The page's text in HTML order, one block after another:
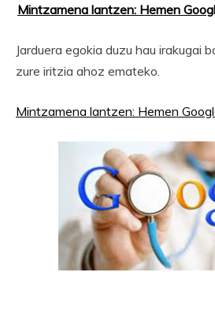
Mintzamena lantzen: Hemen
Jarduera egokia duzu hau irakugai
zure iritzia ahoz emateko.
Mintzamena lantzen: Hemen